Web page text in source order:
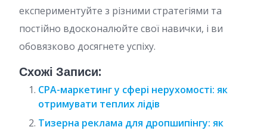
експериментуйте з різними стратегіями та
постійно вдосконалюйте свої навички, і ви
обовязково досягнете успіху.
Схожі Записи:
CPA-маркетинг у сфері нерухомості: як
отримувати теплих лідів
Тизерна реклама для дропшипінгу: як